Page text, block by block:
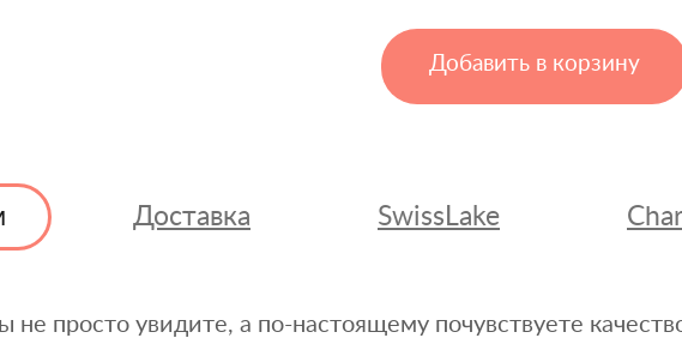
Добавить в корзину
Доставка SwissLake
просто увидите, а по-настоящему почувствуете